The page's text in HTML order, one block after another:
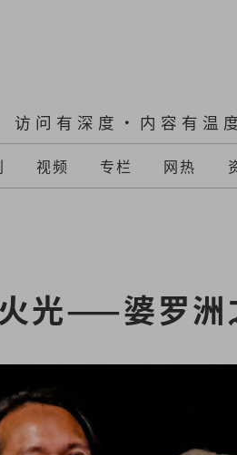
访问有深度·内容有温
视频 专栏 网热
光——婆罗洲